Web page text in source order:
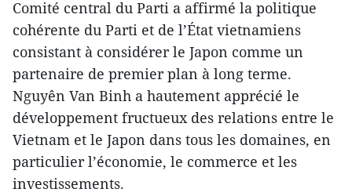
Comité central du Parti a affirmé la politique
cohérente du Parti et de l’État vietnamiens
consistant à considérer le Japon comme un
partenaire de premier plan à long terme.
Nguyên Van Binh a hautement apprécié le
développement fructueux des relations entre le
Vietnam et le Japon dans tous les domaines, en
particulier l’économie, le commerce et les
investissements.